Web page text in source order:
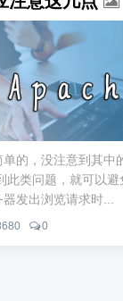
的，没注意到其
类问题，就可以
发出浏览请求时...
0